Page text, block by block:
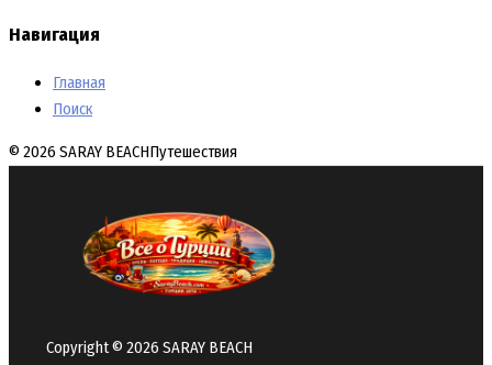
Навигация
Главная
Поиск
© 2026 SARAY BEACHПутешествия
Copyright © 2026 SARAY BEACH